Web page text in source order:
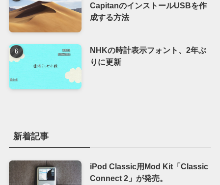
CapitanのインストールUSBを作
成する方法
NHKの時計表示フォント、2年ぶ
りに更新
新着記事
iPod Classic用Mod Kit「Classic
Connect 2」が発売。